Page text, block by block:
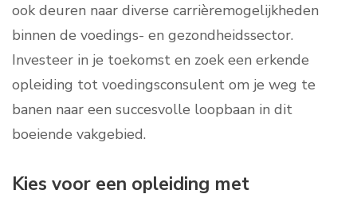
ook deuren naar diverse carrièremogelijkheden
binnen de voedings- en gezondheidssector.
Investeer in je toekomst en zoek een erkende
opleiding tot voedingsconsulent om je weg te
banen naar een succesvolle loopbaan in dit
boeiende vakgebied.
Kies voor een opleiding met